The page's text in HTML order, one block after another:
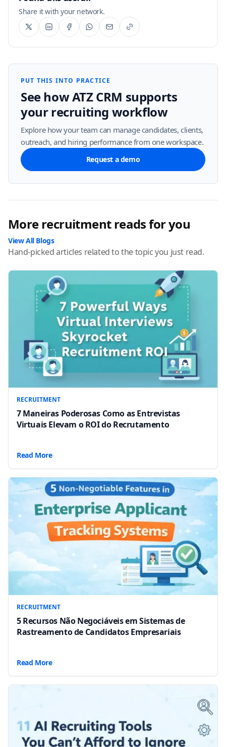
Share it with your network.
PUT THIS INTO PRACTICE
See how ATZ CRM supports
your recruiting workflow
Explore how your team can manage candidates, clients,
outreach, and hiring performance from one workspace.
Request a demo
More recruitment reads for you
View All Blogs
Hand-picked articles related to the topic you just read.
RECRUITMENT
7 Maneiras Poderosas Como as Entrevistas
Virtuais Elevam o ROI do Recrutamento
Read More
RECRUITMENT
5 Recursos Não Negociáveis em Sistemas de
Rastreamento de Candidatos Empresariais
Read More